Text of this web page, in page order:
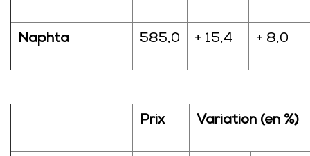
Naphta 585,0 + 15,4 + 8,0
Prix Variation (en %)